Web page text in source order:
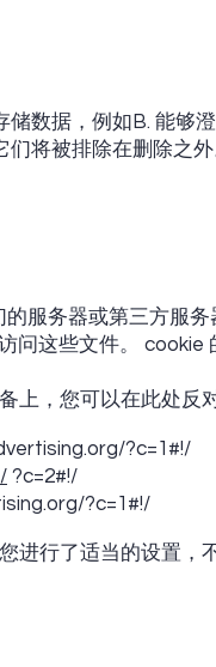
数据，例如B. 能够
将被排除在删除之外
服务器或第三方服务
问这些文件。 cookie
上，您可以在此处反
?c=1#!/
?c=2#!/
?c=1#!/
进行了适当的设置，